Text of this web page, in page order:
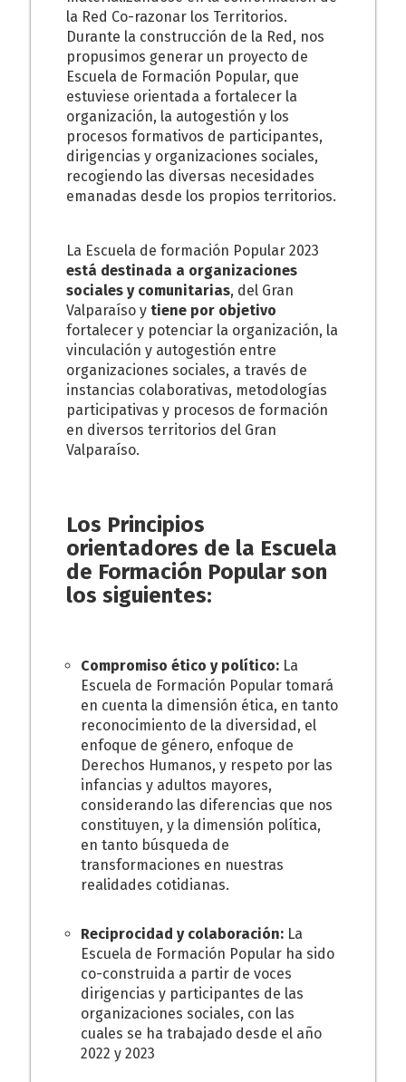
la Red Co-razonar los Territorios.
Durante la construcción de la Red, nos
propusimos generar un proyecto de
Escuela de Formación Popular, que
estuviese orientada a fortalecer la
organización, la autogestión y los
procesos formativos de participantes,
dirigencias y organizaciones sociales,
recogiendo las diversas necesidades
emanadas desde los propios territorios.
La Escuela de formación Popular 2023
está destinada a organizaciones
sociales y comunitarias, del Gran
Valparaíso y tiene por objetivo
fortalecer y potenciar la organización, la
vinculación y autogestión entre
organizaciones sociales, a través de
instancias colaborativas, metodologías
participativas y procesos de formación
en diversos territorios del Gran
Valparaíso.
Los Principios
orientadores de la Escuela
de Formación Popular son
los siguientes:
Compromiso ético y político: La
Escuela de Formación Popular tomará
en cuenta la dimensión ética, en tanto
reconocimiento de la diversidad, el
enfoque de género, enfoque de
Derechos Humanos, y respeto por las
infancias y adultos mayores,
considerando las diferencias que nos
constituyen, y la dimensión política,
en tanto búsqueda de
transformaciones en nuestras
realidades cotidianas.
Reciprocidad y colaboración: La
Escuela de Formación Popular ha sido
co-construida a partir de voces
dirigencias y participantes de las
organizaciones sociales, con las
cuales se ha trabajado desde el año
2022 y 2023